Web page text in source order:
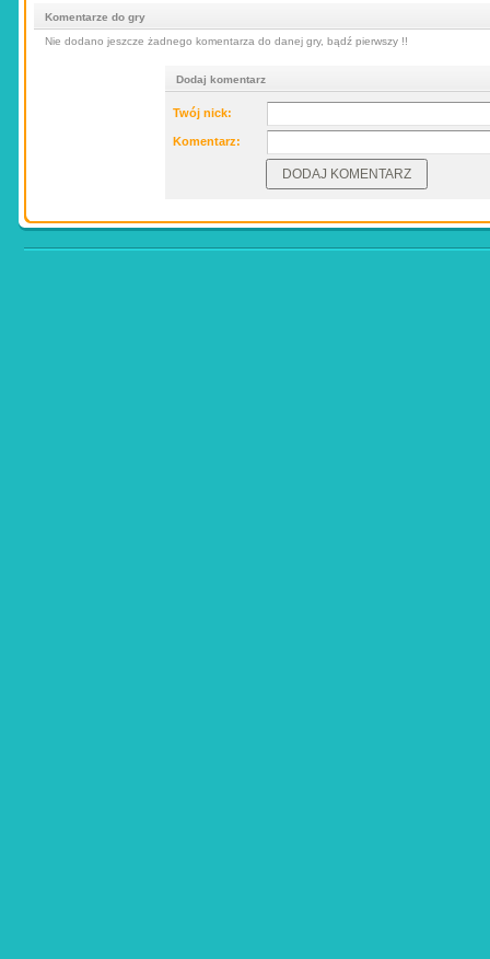
Komentarze do gry
Nie dodano jeszcze żadnego komentarza do danej gry, bądź pierwszy !!
Dodaj komentarz
Twój nick:
Komentarz: